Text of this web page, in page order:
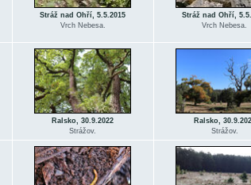
Stráž nad Ohří, 5.5.2015
Vrch Nebesa.
Stráž nad Ohří,
Vrch Nebesa.
Ralsko, 30.9.2022
Strážov.
Ralsko,
Strážov.